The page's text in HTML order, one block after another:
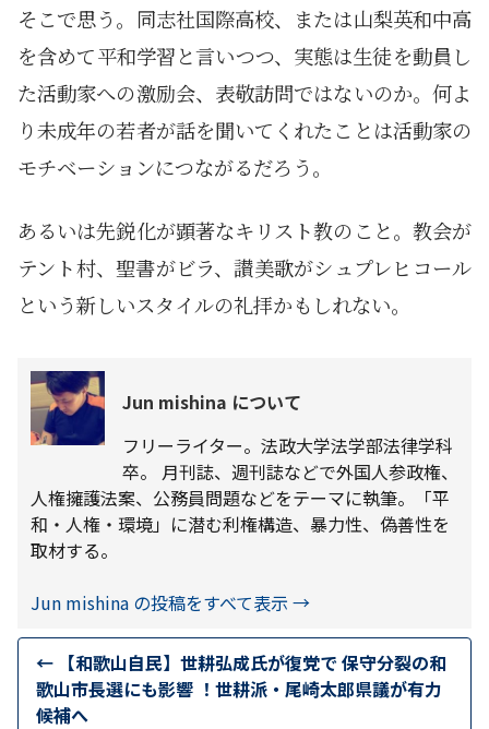
そこで思う。同志社国際高校、または山梨英和中高
を含めて平和学習と言いつつ、実態は生徒を動員し
た活動家への激励会、表敬訪問ではないのか。何よ
り未成年の若者が話を聞いてくれたことは活動家の
モチベーションにつながるだろう。
あるいは先鋭化が顕著なキリスト教のこと。教会が
テント村、聖書がビラ、讃美歌がシュプレヒコール
という新しいスタイルの礼拝かもしれない。
Jun mishina について
フリーライター。法政大学法学部法律学科
卒。 月刊誌、週刊誌などで外国人参政権、
人権擁護法案、公務員問題などをテーマに執筆。「平
和・人権・環境」に潜む利権構造、暴力性、偽善性を
取材する。
Jun mishina の投稿をすべて表示 →
← 【和歌山自民】世耕弘成氏が復党で 保守分裂の和
歌山市長選にも影響 ！世耕派・尾崎太郎県議が有力
候補へ